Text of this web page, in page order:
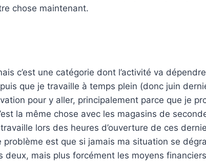
chose maintenant.
c’est une catégorie dont l’activité va
que je travaille à temps plein (donc juin
pour y aller, principalement parce que je
la même chose avec les magasins de
lors des heures d’ouverture de ces
problème est que si jamais ma situation se
deux, mais plus forcément les moyens